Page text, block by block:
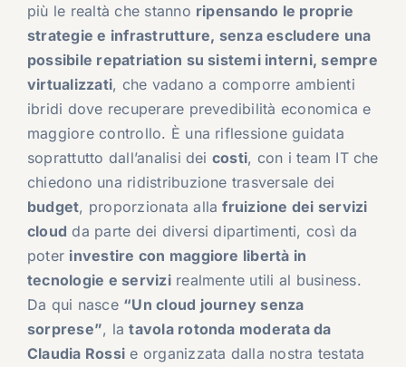
più le realtà che stanno ripensando le proprie
strategie e infrastrutture, senza escludere una
possibile repatriation su sistemi interni, sempre
virtualizzati, che vadano a comporre ambienti
ibridi dove recuperare prevedibilità economica e
maggiore controllo. È una riflessione guidata
soprattutto dall’analisi dei costi, con i team IT che
chiedono una ridistribuzione trasversale dei
budget, proporzionata allafruizione dei servizi
cloud da parte dei diversi dipartimenti, così da
poter investire con maggiore libertà in
tecnologie e servizirealmente utili al business.
Da qui nasce “Un cloud journey senza
sorprese”, latavola rotonda moderata da
Claudia Rossi e organizzata dalla nostra testata